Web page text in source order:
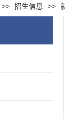
>> 招生信息 >>